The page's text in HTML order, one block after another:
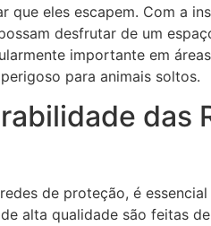
que eles escapem. Com a
desfrutar de um
importante em
para animais soltos.
das
de proteção, é
alta qualidade são feitas